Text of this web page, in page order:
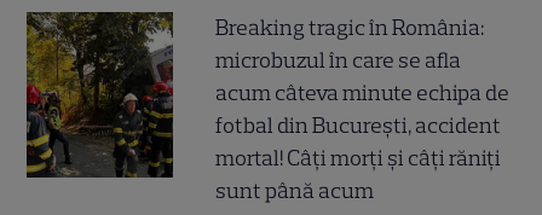
Breaking tragic în România:
microbuzul în care se afla
acum câteva minute echipa de
fotbal din București, accident
mortal! Câți morți și câți răniți
sunt până acum